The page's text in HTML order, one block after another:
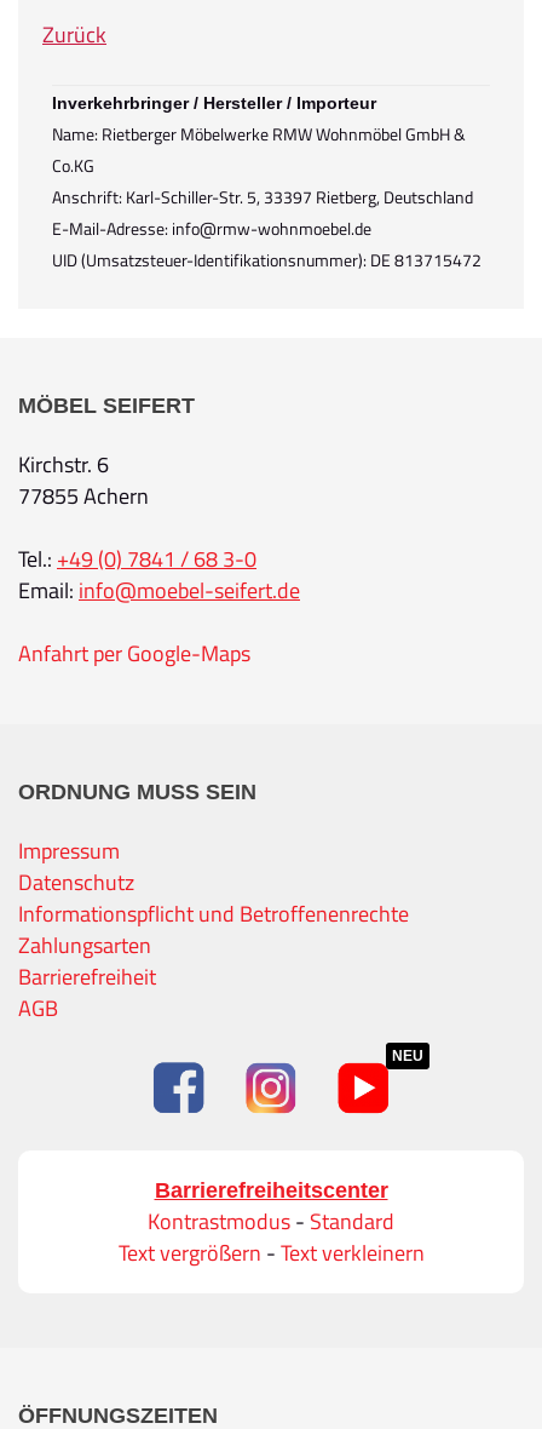
Zurück
Inverkehrbringer / Hersteller / Importeur
Name: Rietberger Möbelwerke RMW Wohnmöbel GmbH &
Co.KG
Anschrift: Karl-Schiller-Str. 5, 33397 Rietberg, Deutschland
E-Mail-Adresse: info@rmw-wohnmoebel.de
UID (Umsatzsteuer-Identifikationsnummer): DE 813715472
MÖBEL SEIFERT
Kirchstr. 6
77855 Achern
Tel.: +49 (0) 7841 / 68 3-0
Email: info@moebel-seifert.de
Anfahrt per Google-Maps
ORDNUNG MUSS SEIN
Impressum
Datenschutz
Informationspflicht und Betroffenenrechte
Zahlungsarten
Barrierefreiheit
AGB
NEU
Barrierefreiheitscenter
Kontrastmodus- Standard
Text vergrößern -Text verkleinern
ÖFFNUNGSZEITEN